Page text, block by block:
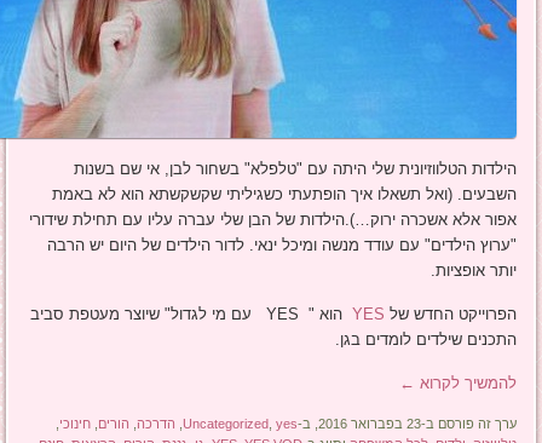
הילדות הטלווזיונית שלי היתה עם "טלפלא" בשחור לבן, אי שם בשנות
השבעים. (ואל תשאלו איך הופתעתי כשגיליתי שקשקשתא הוא לא באמת
אפור אלא אשכרה ירוק…).הילדות של הבן שלי עברה עליו עם תחילת שידורי
"ערוץ הילדים" עם עודד מנשה ומיכל ינאי. לדור הילדים של היום יש הרבה
יותר אופציות.
הפרוייקט החדש של YES
הוא " YES עם מי לגדול" שיוצר מעטפת סביב
התכנים שילדים לומדים בגן.
להמשיך לקרוא ←
ערך זה פורסם ב-23 בפברואר 2016, ב- Uncategorized, yes
, הדרכה, הורים,חינוכי,